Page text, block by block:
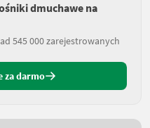
dmuchawe na
545 000 zarejestrowanych
za darmo